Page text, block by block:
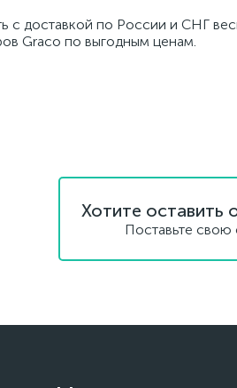
с доставкой по России и СНГ
Graco по выгодным ценам.
Хотите оставить
Поставьте свою